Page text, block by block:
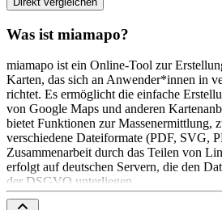
Was ist miamapo?
miamapo ist ein Online-Tool zur
Karten, das sich an Anwender*innen in
richtet. Es ermöglicht die einfache
von Google Maps und anderen
bietet Funktionen zur Massenermittlung,
verschiedene Dateiformate (PDF, SVG,
Zusammenarbeit durch das Teilen von
erfolgt auf deutschen Servern, die den
der DSGVO unterliegen.